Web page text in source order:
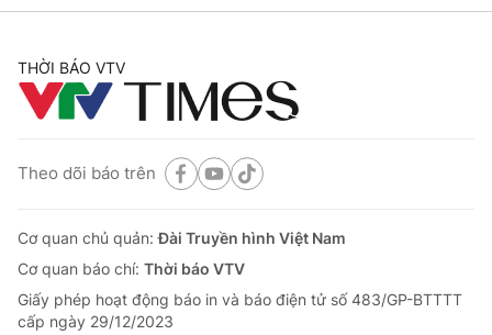
THỜI BÁO VTV
Theo dõi báo trên
Cơ quan chủ quản:Đài Truyền hình Việt Nam
Cơ quan báo chí: Thời báo VTV
Giấy phép hoạt động báo in và báo điện tử số 483/GP-BTTTT
cấp ngày 29/12/2023